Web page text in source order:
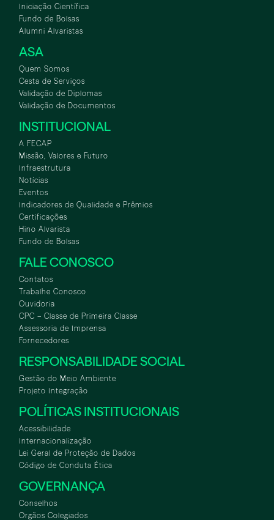
Iniciação Científica
Fundo de Bolsas
Alumni Alvaristas
ASA
Quem Somos
Cesta de Serviços
Validação de Diplomas
Validação de Documentos
INSTITUCIONAL
A FECAP
Missão, Valores e Futuro
Infraestrutura
Notícias
Eventos
Indicadores de Qualidade e Prêmios
Certificações
Hino Alvarista
Fundo de Bolsas
FALE CONOSCO
Contatos
Trabalhe Conosco
Ouvidoria
CPC – Classe de Primeira Classe
Assessoria de Imprensa
Fornecedores
RESPONSABILIDADE SOCIAL
Gestão do Meio Ambiente
Projeto Integração
POLÍTICAS INSTITUCIONAIS
Acessibilidade
Internacionalização
Lei Geral de Proteção de Dados
Código de Conduta Ética
GOVERNANÇA
Conselhos
Orgãos Colegiados